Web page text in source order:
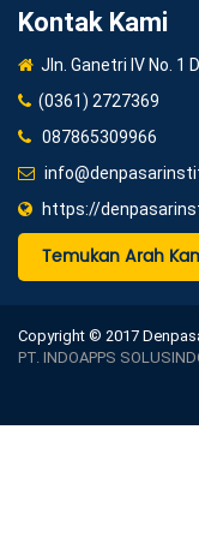
Kontak Kami
Jln. Ganetri IV No. 1
(0361) 2727369
087865309966
https://
Temukan Arah
Copyright © 2017
PT. INDOAPPS